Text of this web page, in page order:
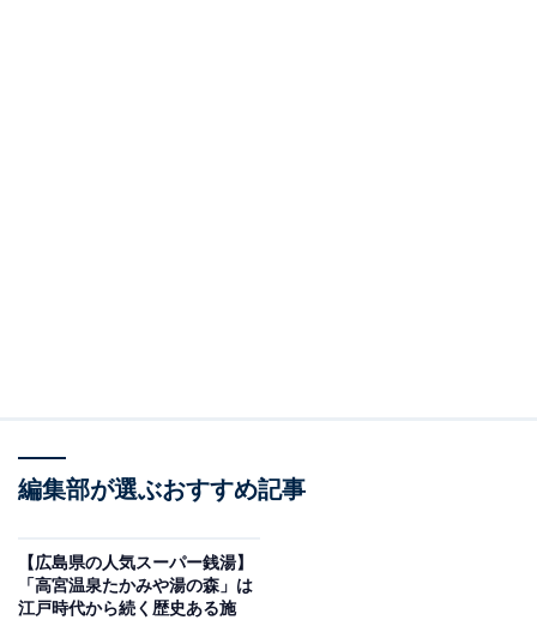
編集部が選ぶおすすめ記事
【広島県の人気スーパー銭湯】
「高宮温泉たかみや湯の森」は
江戸時代から続く歴史ある施